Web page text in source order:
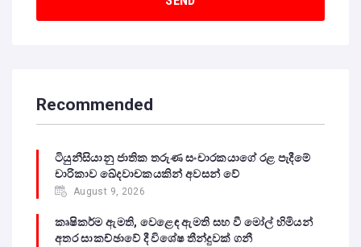
Recommended
ටියුනීසියානු ජාතික තරුණ සංචාරකයාගේ රළ පැදීමේ
චාරිකාව ඛේදවාචකයකින් අවසන් වේ‍
August 9, 2026
කෘෂිකර්ම ඇමති, වෙළෙඳ ඇමති සහ වී මෝල් හිමියන්
අතර සාකච්ඡාවේ දී විශේෂ තීන්දුවක් ගනී